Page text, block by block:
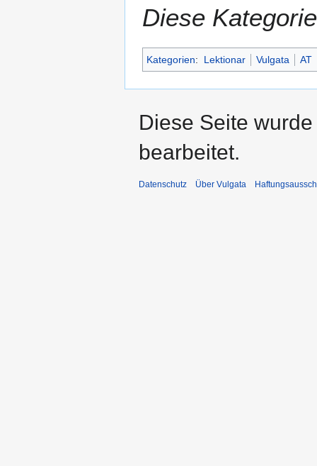
Diese
Kategorien: Lektionar Vulgata AT
Diese Seite
bearbeitet.
Datenschutz Über Vulgata